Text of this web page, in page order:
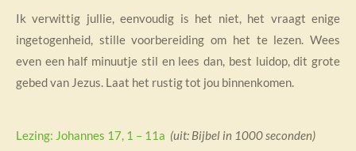
Ik verwittig jullie, eenvoudig is het niet, het vraagt enige
ingetogenheid, stille voorbereiding om het te lezen. Wees
even een half minuutje stil en lees dan, best luidop, dit grote
gebed van Jezus. Laat het rustig tot jou binnenkomen.
Lezing: Johannes 17, 1 – 11a (uit: Bijbel in 1000 seconden)